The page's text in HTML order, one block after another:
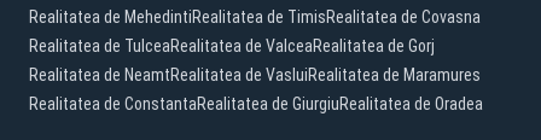
Realitatea de MehedintiRealitatea de TimisRealitatea de Covasna
Realitatea de TulceaRealitatea de ValceaRealitatea de Gorj
Realitatea de NeamtRealitatea de VasluiRealitatea de Maramures
Realitatea de ConstantaRealitatea de GiurgiuRealitatea de Oradea